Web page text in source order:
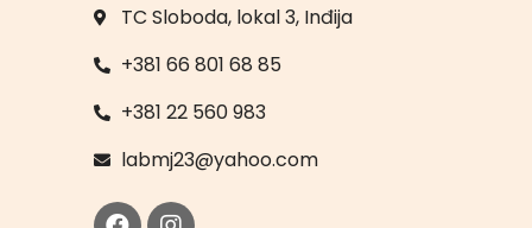
TC Sloboda, lokal 3, Inđija
+381 66 801 68 85
+381 22 560 983
labmj23@yahoo.com